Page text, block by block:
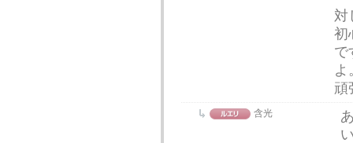
対
初
で
よ
頑
含光